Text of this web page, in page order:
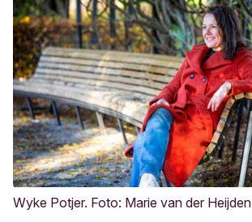
Wyke Potjer. Foto: Marie van der Heijden